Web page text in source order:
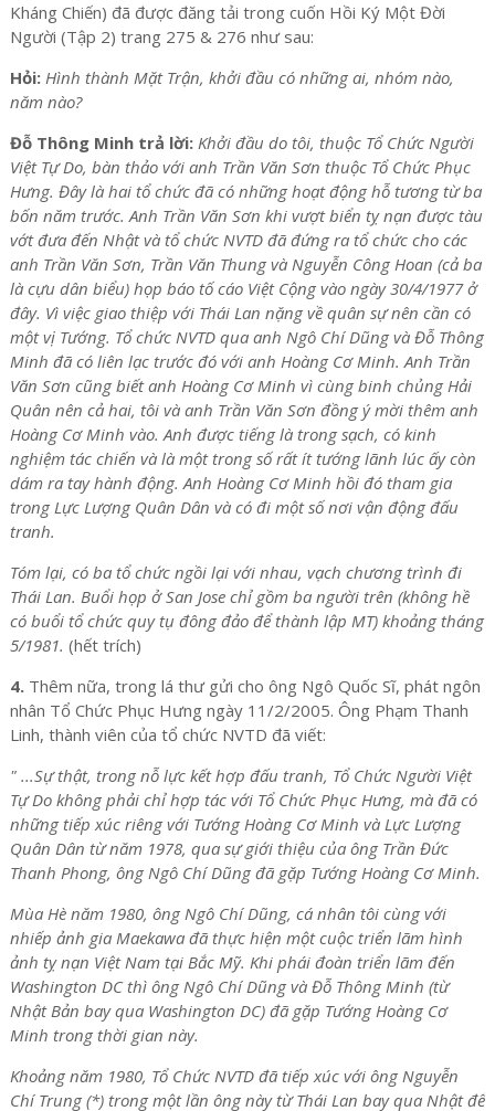
Kháng Chiến) đã được đăng tải trong cuốn Hồi Ký Một Đời
Người (Tập 2) trang 275 & 276 như sau:
Hỏi: Hình thành Mặt Trận, khởi đầu có những ai, nhóm nào,
năm nào?
Đỗ Thông Minh trả lời: Khởi đầu do tôi, thuộc Tổ Chức Người
Việt Tự Do, bàn thảo với anh Trần Văn Sơn thuộc Tổ Chức Phục
Hưng. Đây là hai tổ chức đã có những hoạt động hỗ tương từ ba
bốn năm trước. Anh Trần Văn Sơn khi vượt biển tỵ nạn được tàu
vớt đưa đến Nhật và tổ chức NVTD đã đứng ra tổ chức cho các
anh Trần Văn Sơn, Trần Văn Thung và Nguyễn Công Hoan (cả ba
là cựu dân biểu) họp báo tố cáo Việt Cộng vào ngày 30/4/1977 ở
đây. Vì việc giao thiệp với Thái Lan nặng về quân sự nên cần có
một vị Tướng. Tổ chức NVTD qua anh Ngô Chí Dũng và Đỗ Thông
Minh đã có liên lạc trước đó với anh Hoàng Cơ Minh. Anh Trần
Văn Sơn cũng biết anh Hoàng Cơ Minh vì cùng binh chủng Hải
Quân nên cả hai, tôi và anh Trần Văn Sơn đồng ý mời thêm anh
Hoàng Cơ Minh vào. Anh được tiếng là trong sạch, có kinh
nghiệm tác chiến và là một trong số rất ít tướng lãnh lúc ấy còn
dám ra tay hành động. Anh Hoàng Cơ Minh hồi đó tham gia
trong Lực Lượng Quân Dân và có đi một số nơi vận động đấu
tranh.
Tóm lại, có ba tổ chức ngồi lại với nhau, vạch chương trình đi
Thái Lan. Buổi họp ở San Jose chỉ gồm ba người trên (không hề
có buổi tổ chức quy tụ đông đảo để thành lập MT) khoảng tháng
5/1981. (hết trích)
4.Thêm nữa, trong lá thư gửi cho ông Ngô Quốc Sĩ, phát ngôn
nhân Tổ Chức Phục Hưng ngày 11/2/2005. Ông Phạm Thanh
Linh, thành viên của tổ chức NVTD đã viết:
" ...Sự thật, trong nỗ lực kết hợp đấu tranh, Tổ Chức Người Việt
Tự Do không phải chỉ hợp tác với Tổ Chức Phục Hưng, mà đã có
những tiếp xúc riêng với Tướng Hoàng Cơ Minh và Lực Lượng
Quân Dân từ năm 1978, qua sự giới thiệu của ông Trần Đức
Thanh Phong, ông Ngô Chí Dũng đã gặp Tướng Hoàng Cơ Minh.
Mùa Hè năm 1980, ông Ngô Chí Dũng, cá nhân tôi cùng với
nhiếp ảnh gia Maekawa đã thực hiện một cuộc triển lãm hình
ảnh tỵ nạn Việt Nam tại Bắc Mỹ. Khi phái đoàn triển lãm đến
Washington DC thì ông Ngô Chí Dũng và Đỗ Thông Minh (từ
Nhật Bản bay qua Washington DC) đã gặp Tướng Hoàng Cơ
Minh trong thời gian này.
Khoảng năm 1980, Tổ Chức NVTD đã tiếp xúc với ông Nguyễn
Chí Trung (*) trong một lần ông này từ Thái Lan bay qua Nhật để